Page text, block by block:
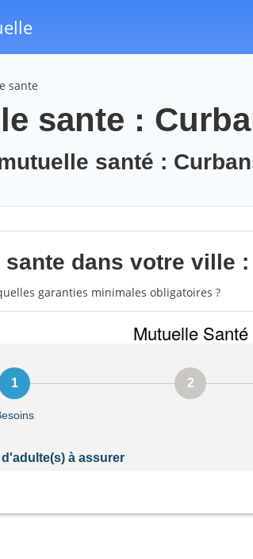
sante
sante :
santé :
sante dans votre ville
garanties minimales obligatoires ?